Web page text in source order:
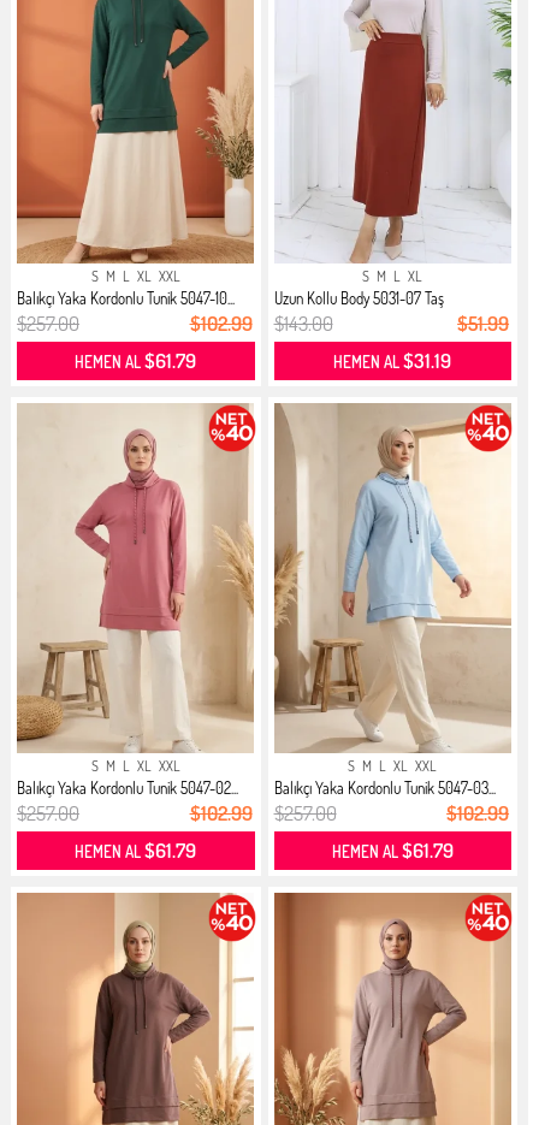
S M L XL XXL
Balıkçı Yaka Kordonlu Tunik 5047-10...
$257.00 $102.99
HEMEN AL$61.79
S M L XL
Uzun Kollu Body 5031-07 Taş
$143.00 $51.99
HEMEN AL$31.19
S M L XL XXL
Balıkçı Yaka Kordonlu Tunik 5047-02...
$257.00 $102.99
HEMEN AL$61.79
S M L XL XXL
Balıkçı Yaka Kordonlu Tunik 5047-03...
$257.00 $102.99
HEMEN AL$61.79